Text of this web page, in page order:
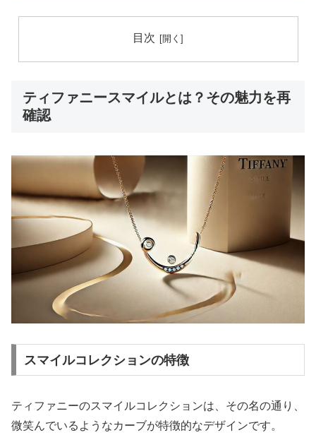
目次
ティファニースマイルとは？その魅力を再
確認
スマイルコレクションの特徴
ティファニーのスマイルコレクションは、その名の通り、
微笑んでいるようなカーブが特徴的なデザインです。